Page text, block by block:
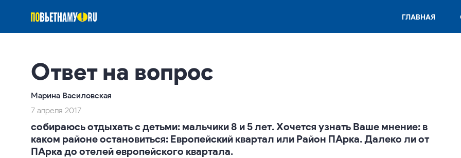
ГЛАВНАЯ
Ответ на вопрос
Марина Василовская
7 апреля 2017
собираюсь отдыхать с детьми: мальчики 8 и 5 лет. Хочется узнать Ваше мнение: в
каком районе остановиться: Европейский квартал или Район ПАрка. Далеко ли от
ПАрка до отелей европейского квартала.